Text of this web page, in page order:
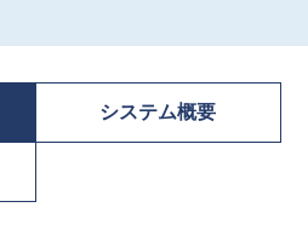
システム概要